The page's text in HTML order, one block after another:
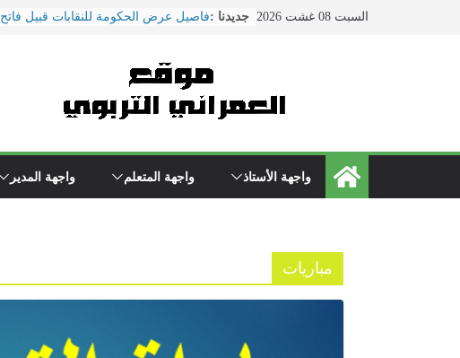
السبت 08 غشت 2026 جديدنا :فاصيل عرض الحكومة للنقابات قبيل فاتح
التربية الوطنية
الحوار الاجتماعي يتواصل بوزارة
\"بنموسى\" وسط دعوات لتصعيد
من طرف والد تلميذ
مباريات الدخول إلى مركز تكوين مفتشي
واجهة الأستاذ واجهة المتعلم واجهة المدير
مباريات